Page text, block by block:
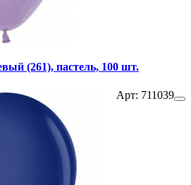
(261), пастель, 100 шт.
Арт: 711039